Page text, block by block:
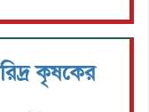
কৃষকের